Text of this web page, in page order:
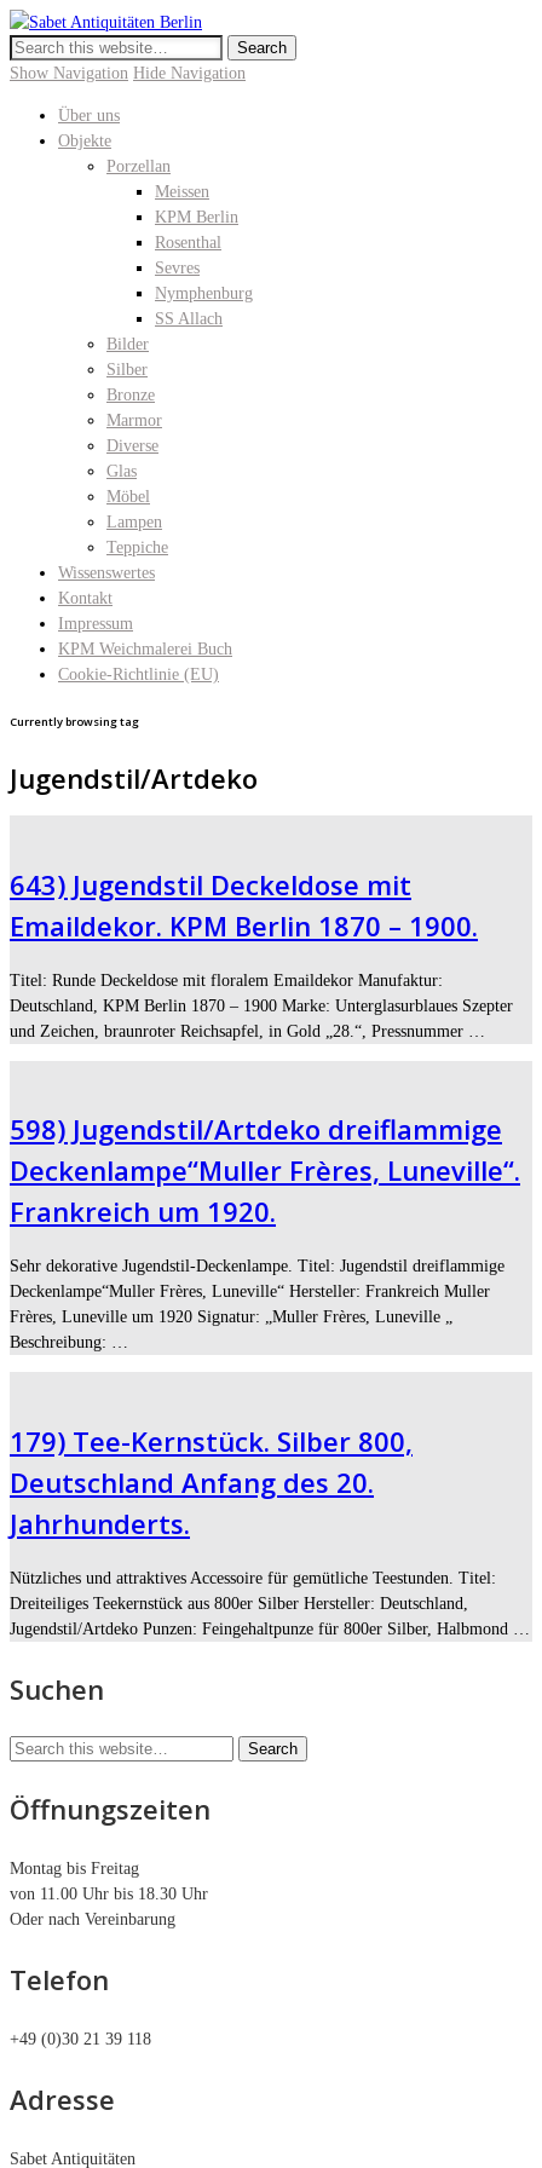
Meissen, KPM Porzellan, Perser- und Chinateppiche I Hochwertige
Antiquitäten in der Keitstrasse 10
Show Navigation Hide Navigation
Über uns
Objekte
Porzellan
Meissen
KPM Berlin
Rosenthal
Sevres
Nymphenburg
SS Allach
Bilder
Silber
Bronze
Marmor
Diverse
Glas
Möbel
Lampen
Teppiche
Wissenswertes
Kontakt
Impressum
KPM Weichmalerei Buch
Cookie-Richtlinie (EU)
Currently browsing tag
Jugendstil/Artdeko
643) Jugendstil Deckeldose mit
Emaildekor. KPM Berlin 1870 – 1900.
Titel: Runde Deckeldose mit floralem Emaildekor Manufaktur:
Deutschland, KPM Berlin 1870 – 1900 Marke: Unterglasurblaues Szepter
und Zeichen, braunroter Reichsapfel, in Gold „28.“, Pressnummer …
598) Jugendstil/Artdeko dreiflammige
Deckenlampe“Muller Frères, Luneville“.
Frankreich um 1920.
Sehr dekorative Jugendstil-Deckenlampe. Titel: Jugendstil dreiflammige
Deckenlampe“Muller Frères, Luneville“ Hersteller: Frankreich Muller
Frères, Luneville um 1920 Signatur: „Muller Frères, Luneville „
Beschreibung: …
179) Tee-Kernstück. Silber 800,
Deutschland Anfang des 20.
Jahrhunderts.
Nützliches und attraktives Accessoire für gemütliche Teestunden. Titel:
Dreiteiliges Teekernstück aus 800er Silber Hersteller: Deutschland,
Jugendstil/Artdeko Punzen: Feingehaltpunze für 800er Silber, Halbmond …
Suchen
Öffnungszeiten
Montag bis Freitag
von 11.00 Uhr bis 18.30 Uhr
Oder nach Vereinbarung
Telefon
+49 (0)30 21 39 118
Adresse
Sabet Antiquitäten